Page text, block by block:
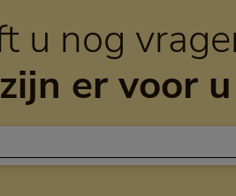
u nog
er voor u